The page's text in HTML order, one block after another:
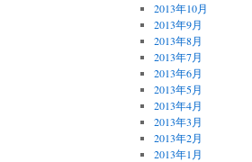
2013年10月
2013年9月
2013年8月
2013年7月
2013年6月
2013年5月
2013年4月
2013年3月
2013年2月
2013年1月